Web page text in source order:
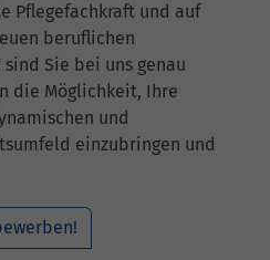
Pflegefachkraft und auf
beruflichen
sind Sie bei uns genau
die Möglichkeit, Ihre
und
einzubringen und